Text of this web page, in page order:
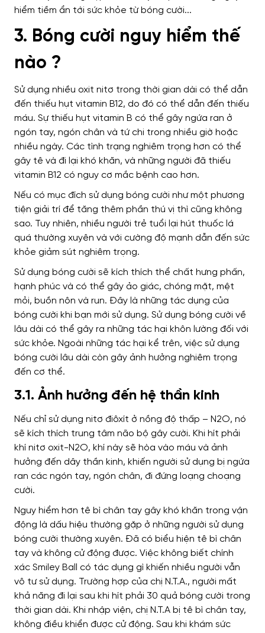
3. Bóng cười nguy hiểm thế
nào ?
Sử dụng nhiều oxit nitơ trong thời gian dài có thể dẫn
đến thiếu hụt vitamin B12, do đó có thể dẫn đến thiếu
máu. Sự thiếu hụt vitamin B có thể gây ngứa ran ở
ngón tay, ngón chân và tứ chi trong nhiều giờ hoặc
nhiều ngày. Các tình trạng nghiêm trọng hơn có thể
gây tê và đi lại khó khăn, và những người đã thiếu
vitamin B12 có nguy cơ mắc bệnh cao hơn.
Nếu có mục đích sử dụng bóng cười như một phương
tiện giải trí để tăng thêm phần thú vị thì cũng không
sao. Tuy nhiên, nhiều người trẻ tuổi lại hút thuốc lá
quá thường xuyên và với cường độ mạnh dẫn đến sức
khỏe giảm sút nghiêm trọng.
Sử dụng bóng cười sẽ kích thích thể chất hưng phấn,
hạnh phúc và có thể gây ảo giác, chóng mặt, mệt
mỏi, buồn nôn và run. Đây là những tác dụng của
bóng cười khi bạn mới sử dụng. Sử dụng bóng cười về
lâu dài có thể gây ra những tác hại khôn lường đối với
sức khỏe. Ngoài những tác hại kể trên, việc sử dụng
bóng cười lâu dài còn gây ảnh hưởng nghiêm trọng
đến cơ thể.
3.1. Ảnh hưởng đến hệ thần kinh
Nếu chỉ sử dụng nitơ điôxít ở nồng độ thấp – N2O, nó
sẽ kích thích trung tâm não bộ gây cười. Khi hít phải
khí nitơ oxit-N2O, khí này sẽ hòa vào máu và ảnh
hưởng đến dây thần kinh, khiến người sử dụng bị ngứa
ran các ngón tay, ngón chân, đi đứng loạng choạng
cười.
Nguy hiểm hơn tê bì chân tay gây khó khăn trong vận
động là dấu hiệu thường gặp ở những người sử dụng
bóng cười thường xuyên. Đã có biểu hiện tê bì chân
tay và không cử động được. Việc không biết chính
xác Smiley Ball có tác dụng gì khiến nhiều người vẫn
vô tư sử dụng. Trường hợp của chị N.T.A., người mất
khả năng đi lại sau khi hít phải 30 quả bóng cười trong
thời gian dài. Khi nhập viện, chị N.T.A bị tê bì chân tay,
không điều khiển được cử động. Sau khi khám sức